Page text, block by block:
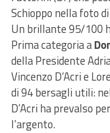
Schioppo nella foto
Un brillante 95/100
Prima categoria a
della Presidente
Vincenzo D’Acri e
di 94 bersagli utili:
D’Acri ha prevalso
l’argento.